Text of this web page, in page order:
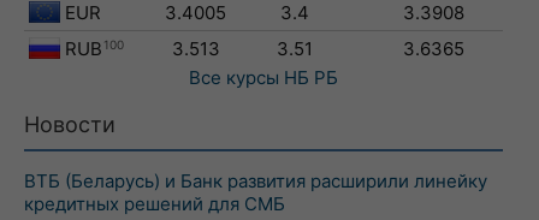
EUR
3.4005 3.4
3.3908
RUB 100 3.513 3.51
3.6365
Все курсы НБ РБ
Новости
ВТБ (Беларусь) и Банк развития расширили линейку
кредитных решений для СМБ